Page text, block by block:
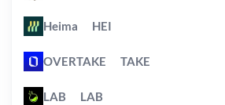
Heima HEI
OVERTAKE TAKE
LAB LAB